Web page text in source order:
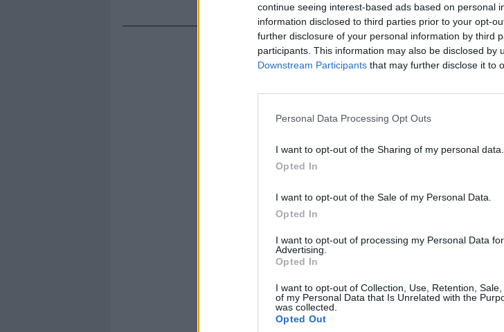
continue seeing interest-based ads based on personal
information disclosed to third parties prior to your opt-
further disclosure of your personal information by third
participants. This information may also be disclosed by
Downstream Participants that may further disclose it to
Personal Data Processing Opt Outs
I want to opt-out of the Sharing of my personal data.
Opted In
I want to opt-out of the Sale of my Personal Data.
Opted In
I want to opt-out of processing my Personal Data
Advertising.
Opted In
I want to opt-out of Collection, Use, Retention,
of my Personal Data that Is Unrelated with the
was collected.
Opted Out